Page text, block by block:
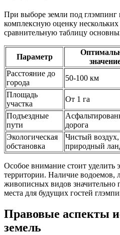
При выборе земли под глэмпинг
комплексную оценку
сравнительную таблицу
Параметр
Расстояние до
города
50-100 км
Площадь
участка
От 1 га
Подъездные
пути
дорога
Экологическая
обстановка
Чистый воздух,
природный
Особое внимание стоит уделить
территории. Наличие водоемов,
живописных видов значительно
места для будущих гостей
Правовые аспекты
земель